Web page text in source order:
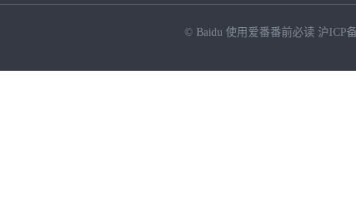
© Baidu 使用爱番番前必读 沪ICP